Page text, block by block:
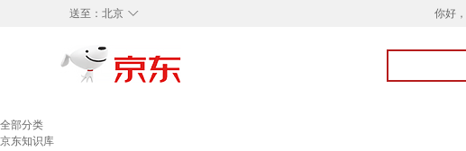
◇
送至： 北京 你好，
全部分类
京东知识库